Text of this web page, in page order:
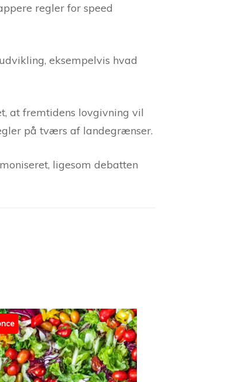
regler for speed
eksempelvis hvad
at fremtidens lovgivning vil
på tværs af landegrænser.
ligesom debatten